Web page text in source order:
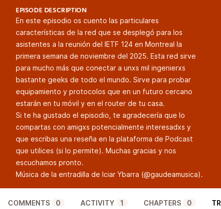
EPISODE DESCRIPTION
En este episodio os cuento las particulares
características de la red que se desplegó para los
asistentes a la reunión del IETF 124 en Montreal la
primera semana de noviembre del 2025. Esta red sirve
para mucho más que conectar a unxs mil ingenierxs
bastante geeks de todo el mundo. Sirve para probar
equipamiento y protocolos que en un futuro cercano
estarán en tu móvil y en el router de tu casa.
Si te ha gustado el episodio, te agradecería que lo
compartas con amigxs potencialmente interesadxs y
que escribas una reseña en la plataforma de Podcast
que utilices (si lo permite). Muchas gracias y nos
escuchamos pronto.
Música de la entradilla de Iciar Ybarra (@gaudeamusica).
COMMENTS 0 ACTIVITY 1 CHAPTERS 0